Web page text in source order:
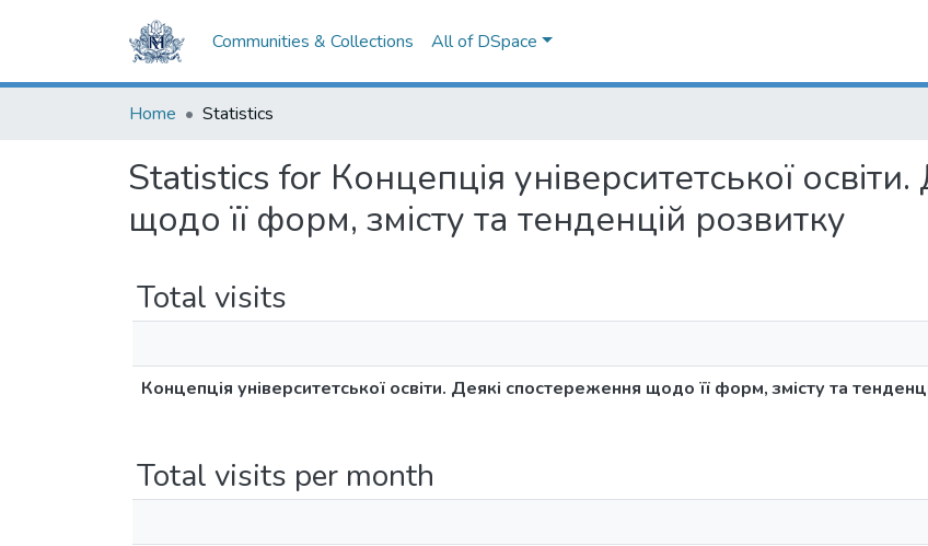
Communities & Collections All of DSpace
Home Statistics
Statistics for Концепція університетської
щодо її форм, змісту та тенденцій розвитку
Total visits
Концепція університетської освіти. Деякі спостереження щодо її форм, змісту та
Total visits per month